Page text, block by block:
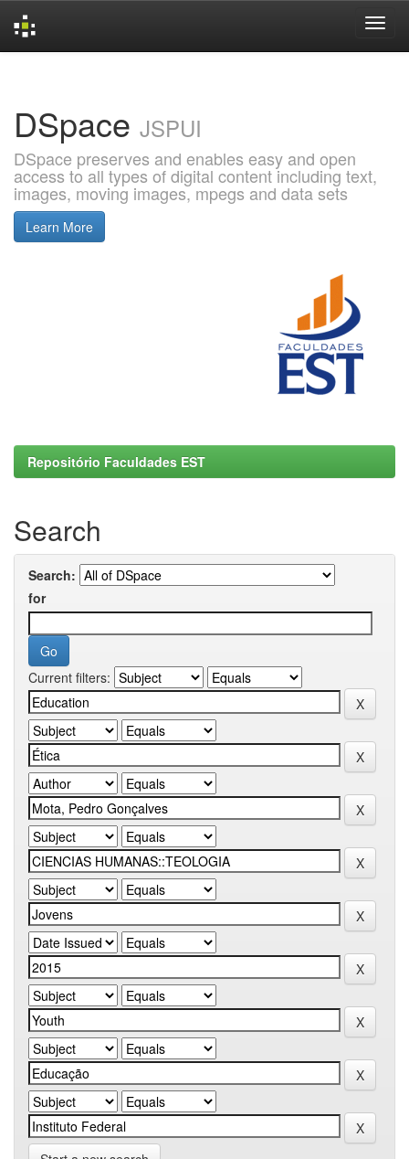
DSpace JSPUI
DSpace preserves and enables easy and open
access to all types of digital content including text,
images, moving images, mpegs and data sets
Learn More
Repositório Faculdades EST
Search
Search:
for
Current filters: